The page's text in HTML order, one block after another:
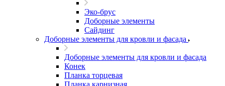
Эко-брус
Доборные элементы
Сайдинг
Доборные элементы для кровли и фасада
Доборные элементы для кровли и фасада
Конек
Планка торцевая
Планка карнизная